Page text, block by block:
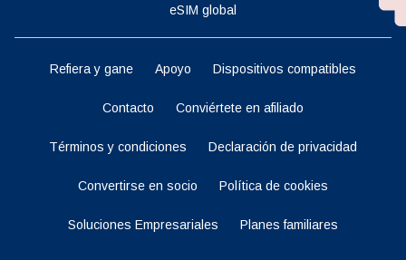
eSIM global
Refiera y gane Apoyo Dispositivos compatibles
Contacto Conviértete en afiliado
Términos y condiciones Declaración de privacidad
Convertirse en socio Política de cookies
Soluciones Empresariales Planes familiares